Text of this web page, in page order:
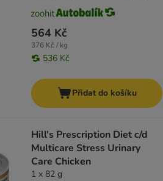
564 Kč
376 Kč / kg
536 Kč
Přidat do košíku
Hill's Prescription Diet c/d
Multicare Stress Urinary
Care Chicken
1 x 82 g